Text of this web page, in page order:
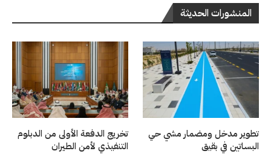
المنشورات الحديثة
تطوير مدخل ومضمار مشي حي
البساتين في بقيق
تخريج الدفعة الأولى من الدبلوم
التنفيذي لأمن الطيران